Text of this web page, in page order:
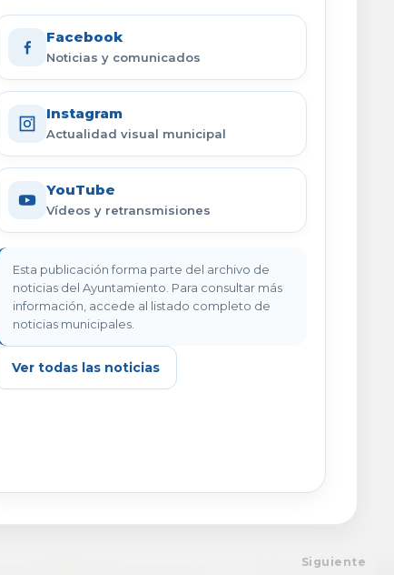
Facebook
Noticias y comunicados
Instagram
Actualidad visual municipal
YouTube
Vídeos y retransmisiones
Esta publicación forma parte del archivo de
noticias del Ayuntamiento. Para consultar más
información, accede al listado completo de
noticias municipales.
Ver todas las noticias
Siguiente